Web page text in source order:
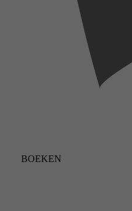
BOEKEN